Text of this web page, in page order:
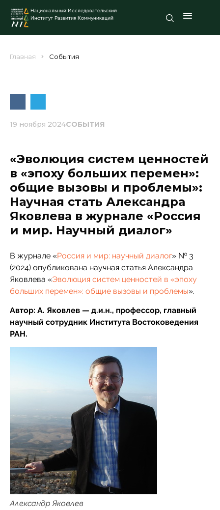
Национальный Исследовательский
Институт Развития Коммуникаций
Главная События
19 ноября 2024СОБЫТИЯ
«Эволюция систем ценностей
в «эпоху больших перемен»:
общие вызовы и проблемы»:
Научная стать Александра
Яковлева в журнале «Россия
и мир. Научный диалог»
В журнале «Россия и мир: научный диалог» № 3
(2024) опубликована научная статья Александра
Яковлева «Эволюция систем ценностей в «эпоху
больших перемен»: общие вызовы и проблемы».
Автор: А. Яковлев — д.и.н., профессор, главный
научный сотрудник Института Востоковедения
РАН.
Александр Яковлев